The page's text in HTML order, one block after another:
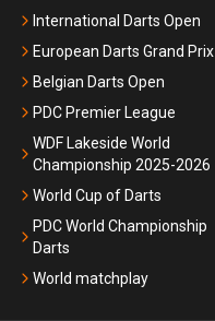
International Darts Open
European Darts Grand Prix
Belgian Darts Open
PDC Premier League
WDF Lakeside World
Championship 2025-2026
World Cup of Darts
PDC World Championship
Darts
World matchplay